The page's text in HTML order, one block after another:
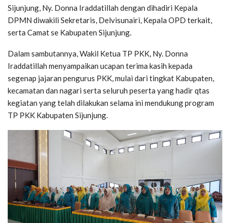
Sijunjung, Ny. Donna Iraddatillah dengan dihadiri Kepala
DPMN diwakili Sekretaris, Delvisunairi, Kepala OPD terkait,
serta Camat se Kabupaten Sijunjung.
Dalam sambutannya, Wakil Ketua TP PKK, Ny. Donna
Iraddatillah menyampaikan ucapan terima kasih kepada
segenap jajaran pengurus PKK, mulai dari tingkat Kabupaten,
kecamatan dan nagari serta seluruh peserta yang hadir qtas
kegiatan yang telah dilakukan selama ini mendukung program
TP PKK Kabupaten Sijunjung.